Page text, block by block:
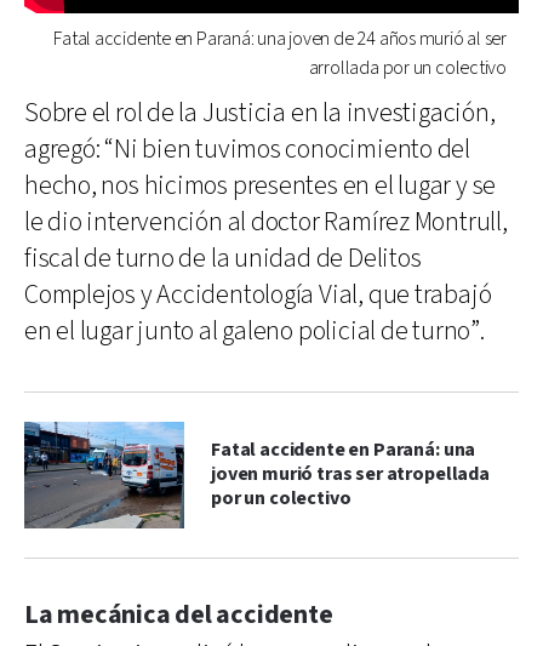
Fatal accidente en Paraná: una joven de 24 años murió al ser
arrollada por un colectivo
Sobre el rol de la Justicia en la investigación,
agregó: “Ni bien tuvimos conocimiento del
hecho, nos hicimos presentes en el lugar y se
le dio intervención al doctor Ramírez Montrull,
fiscal de turno de la unidad de Delitos
Complejos y Accidentología Vial, que trabajó
en el lugar junto al galeno policial de turno”.
Fatal accidente en Paraná: una
joven murió tras ser atropellada
por un colectivo
La mecánica del accidente